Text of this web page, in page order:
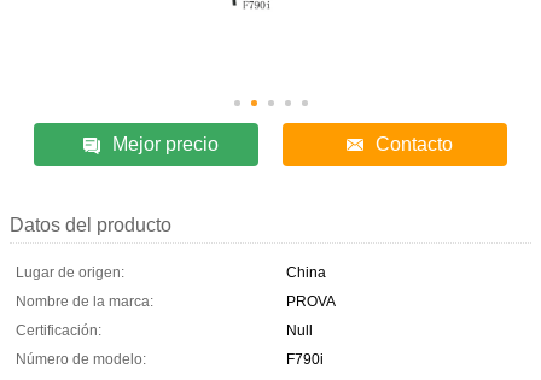
Mejor precio Contacto
Datos del producto
Lugar de origen:
China
Nombre de la marca:
PROVA
Certificación:
Null
Número de modelo:
F790i